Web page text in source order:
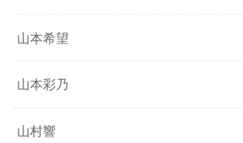
山本希望
山本彩乃
山村響